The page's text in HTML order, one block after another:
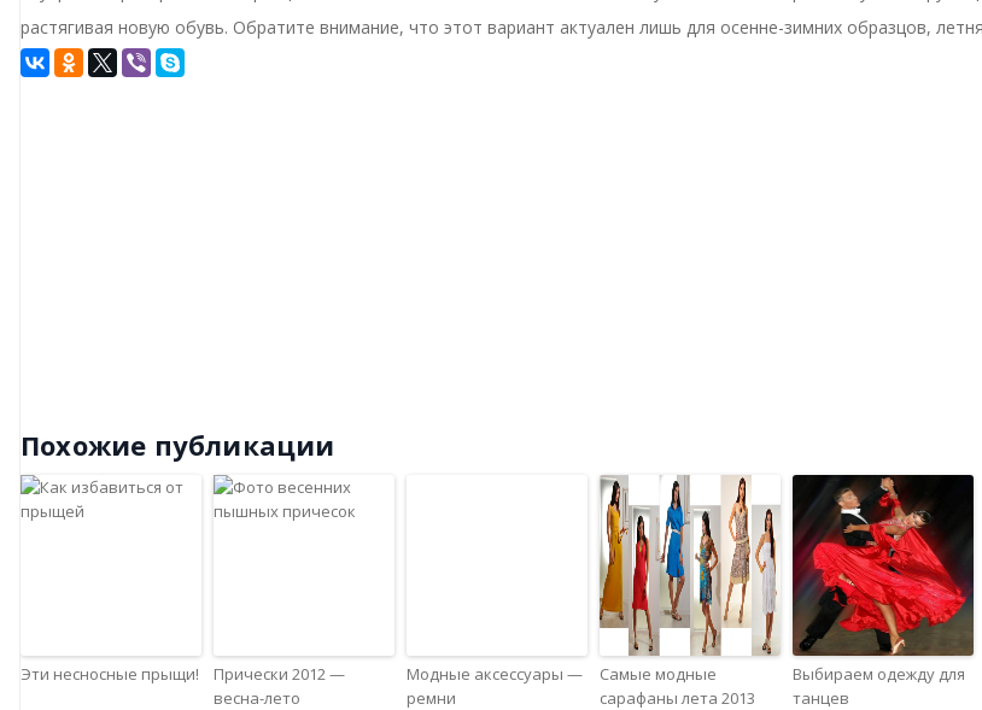
растягивая новую обувь. Обратите внимание, что этот вариант актуален лишь для осенне-зимних образцов,
Похожие публикации
Эти несносные прыщи!
Прически 2012 —
весна-лето
Модные аксессуары —
ремни
Самые модные
сарафаны лета 2013
Выбираем одежду для
танцев